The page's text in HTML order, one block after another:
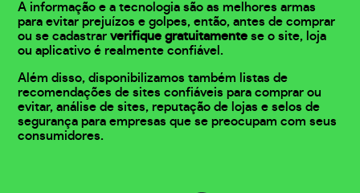
A informação e a tecnologia são as melhores armas
para evitar prejuízos e golpes, então, antes de comprar
ou se cadastrarverifique gratuitamente se o site, loja
ou aplicativo é realmente confiável.
Além disso, disponibilizamos também listas de
recomendações de sites confiáveis para comprar ou
evitar, análise de sites, reputação de lojas e selos de
segurança para empresas que se preocupam com seus
consumidores.